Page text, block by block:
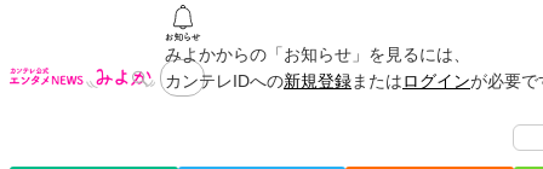
みよかからの「お知らせ」を見るには、
カンテレIDへの新規登録またはログインが必要